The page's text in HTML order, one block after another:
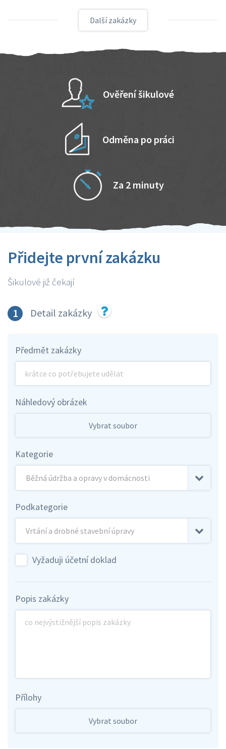
Další zakázky
Ověření šikulové
Odměna po práci
Za 2 minuty
Přidejte první zakázku
Šikulové již čekají
1 Detail zakázky
Předmět zakázky
Náhledový obrázek
Vybrat soubor
Kategorie
Podkategorie
Vyžaduji účetní doklad
Popis zakázky
Přílohy
Vybrat soubor